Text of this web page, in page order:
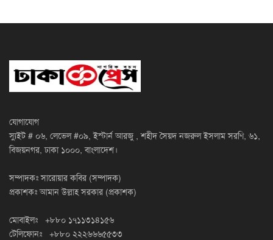
যোগাযোগ
স্যুইট # ০৬, লেভেল #০৯, ইস্টার্ন আরজু , শহীদ সৈয়দ নজরুল ইসলাম সরণি, ৬১,
বিজয়নগর, ঢাকা ১০০০, বাংলাদেশ।
সম্পাদকঃ সারোয়ার কবির (সম্পাদক)
প্রকাশকঃ আমান উল্লাহ সরকার (প্রকাশক)
মোবাইলঃ +৮৮০ ১৭১১৩১৪১৫৬
টেলিফোনঃ +৮৮০ ২২২৬৬৬৫৫৩৩